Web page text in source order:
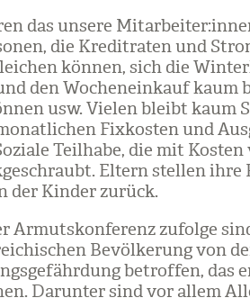
das unsere
die Kre­dit­ra­ten und
kön­nen, sich die
den Wochen­ein­kauf kaum
usw. Vie­len bleibt kaum
Fix­kos­ten und
Teil­habe, die mit
Eltern stel­len
der Kin­der zurück.
Armuts­kon­fe­renz zufolge
Bevöl­ke­rung von
betrof­fen, das
Dar­un­ter sind vor allem